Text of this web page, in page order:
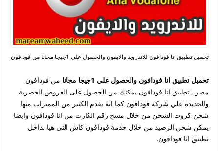
تحميل تطبيق انا فودافون للاندرويد والايفون والحصول علي 1جيجا مجانا من فودافون
تحميل تطبيق انا فودافون والحصول علي 1جيجا مجانا
من فودافون
مصر , تطبيق انا فودافون يمكنك من الحصول على العروض الحصرية
والجديدة علي شركة فودافون كما انة يقدم الكثير من المميزات منها
شحن كروت الشحن من خلال مسح رقم الكارت من انا فودافون وايضا
يمكن شحن الرصيد من خلال خدمة فودافون كاش التي هيا بداخل
تطبيق انا فودافون.